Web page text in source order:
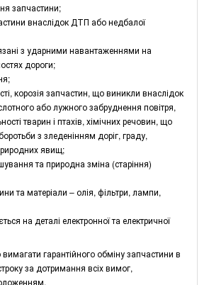
запчастини;
внаслідок ДТП або недбалої
з ударними навантаженнями на
дороги;
корозія запчастин, що виникли внаслідок
або лужного забруднення повітря,
тварин і птахів, хімічних речовин, що
з зледенінням доріг, граду,
явищ;
та природна зміна (старіння)
та матеріали – олія, фільтри, лампи,
на деталі електронної та електричної
гарантійного обміну запчастини в
за дотримання всіх вимог,